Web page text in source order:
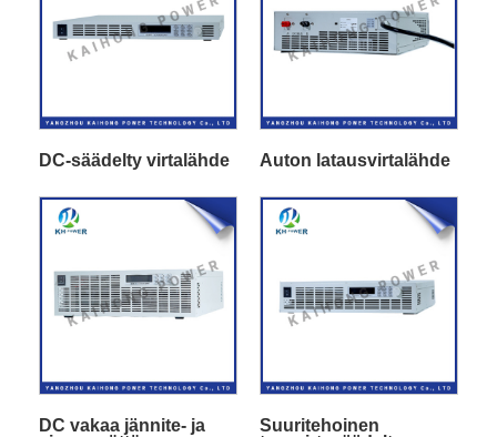
DC-säädelty virtalähde Auton latausvirtalähde
DC vakaa jännite- ja
Suuritehoinen